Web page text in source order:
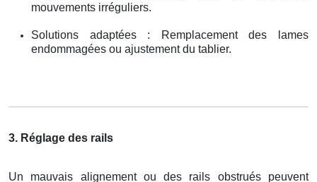
mouvements irréguliers.
Solutions adaptées : Remplacement des lames
endommagées ou ajustement du tablier.
3. Réglage des rails
Un mauvais alignement ou des rails obstrués peuvent